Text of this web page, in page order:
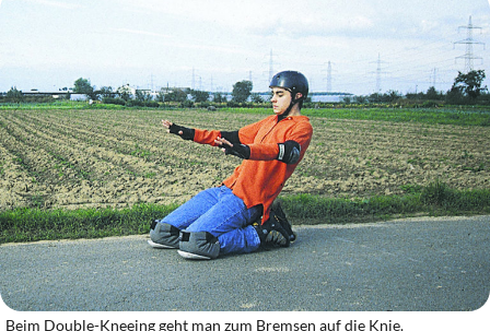
Beim Double-Kneeing geht man zum Bremsen auf die Knie.